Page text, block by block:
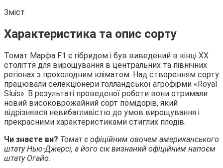
Зміст
Характеристика та опис сорту
Томат Марфа F1 є гібридом і був виведений в кінці ХХ
століття для вирощування в центральних та північних
регіонах з прохолодним кліматом. Над створенням сорту
працювали селекціонери голландської агрофірми «Royal
Sluis». В результаті проведеної роботи вони отримали
новий високоврожайний сорт помідорів, який
відрізнявся невибагливістю до умов вирощування і
прекрасними характеристиками стиглих плодів.
Чи знаєте ви? Томат є офіційним овочем американського
штату Нью-Джерсі, а його сік визнаний офіційним напоєм
штату Огайо.